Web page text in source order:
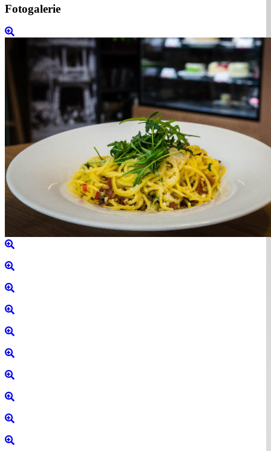
Fotogalerie